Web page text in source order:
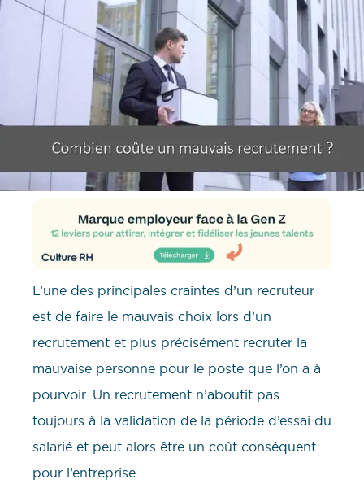
L’une des principales craintes d’un recruteur
est de faire le mauvais choix lors d’un
recrutement et plus précisément recruter la
mauvaise personne pour le poste que l’on a à
pourvoir. Un recrutement n’aboutit pas
toujours à la validation de la période d’essai du
salarié et peut alors être un coût conséquent
pour l’entreprise.